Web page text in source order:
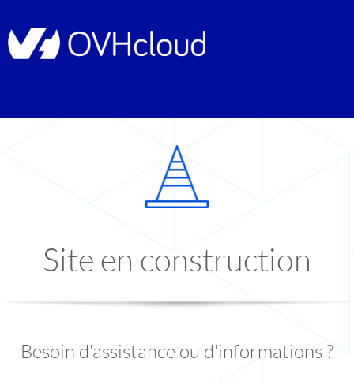
Site en construction
Besoin d'assistance ou d'informations ?